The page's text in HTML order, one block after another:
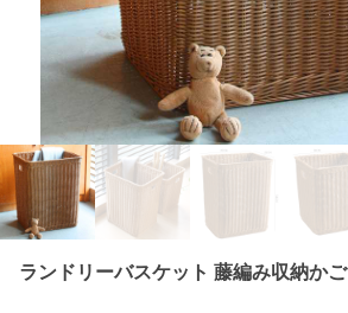
ランドリーバスケット 藤編み収納かご